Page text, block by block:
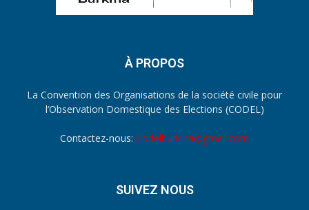
À PROPOS
La Convention des Organisations de la société civile pour
l’Observation Domestique des Elections (CODEL)
Contactez-nous: Codelburkina@gmail.com
SUIVEZ NOUS